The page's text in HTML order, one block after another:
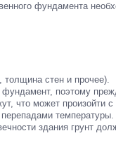
фундамента
толщина стен и прочее).
поэтому
что может произойти
здания грунт